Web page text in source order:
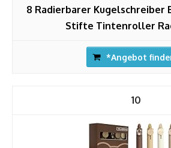
8 Radierbarer Kugelschreiber
Stifte Tintenroller
*Angebot
10